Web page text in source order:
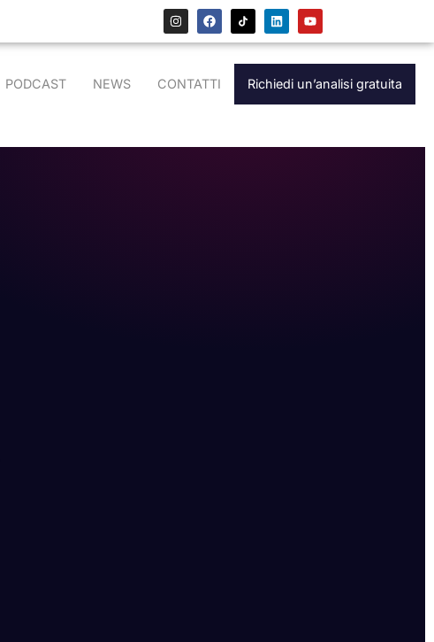
PODCAST NEWS CONTATTI Richiedi un’analisi gratuita